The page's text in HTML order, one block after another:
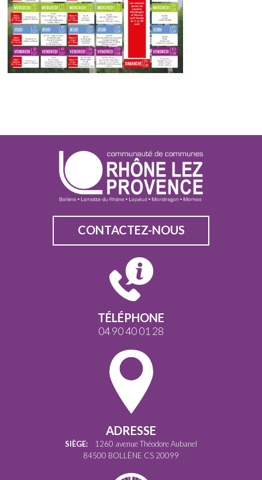
CONTACTEZ-NOUS
TÉLÉPHONE
04 90 40 01 28
ADRESSE
SIÈGE: 1260 avenue Théodore Aubanel
84500 BOLLÈNE CS 20099